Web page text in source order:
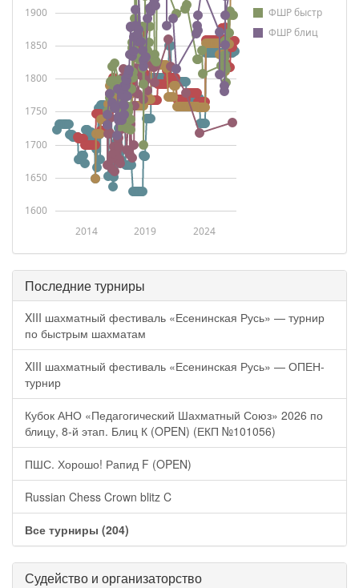
ФШР быстр
ФШР блиц
2014 2019 2024
1600
1650
1700
1750
1800
1850
1900
Последние турниры
XIII шахматный фестиваль «Есенинская Русь» — турнир
по быстрым шахматам
XIII шахматный фестиваль «Есенинская Русь» — ОПЕН-
турнир
Кубок АНО «Педагогический Шахматный Союз» 2026 по
блицу, 8-й этап. Блиц К (OPEN) (ЕКП №101056)
ПШС. Хорошо! Рапид F (OPEN)
Russian Chess Crown blitz C
Все турниры (204)
Судейство и организаторство